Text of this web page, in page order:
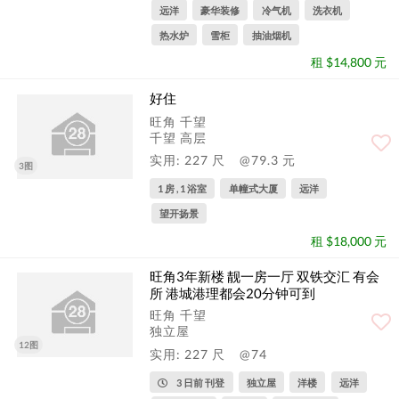
远洋 豪华装修 冷气机 洗衣机
热水炉 雪柜 抽油烟机
租 $14,800 元
3图
好住
旺角 千望
千望 高层
实用: 227 尺
@79.3 元
1 房 , 1 浴室 单幢式大厦 远洋
望开扬景
租 $18,000 元
12图
旺角3年新楼 靓一房一厅 双铁交汇 有会
所 港城港理都会20分钟可到
旺角 千望
独立屋
实用: 227 尺
@74
3 日前 刊登 独立屋 洋楼 远洋